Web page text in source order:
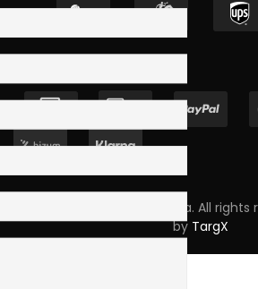
Copyright © 2023 Skpro, Lda. All
by TargX